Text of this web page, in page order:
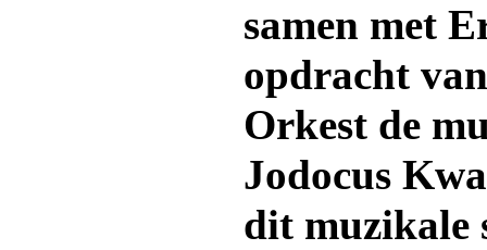
samen met
opdracht
Orkest de
Jodocus
dit muzikale